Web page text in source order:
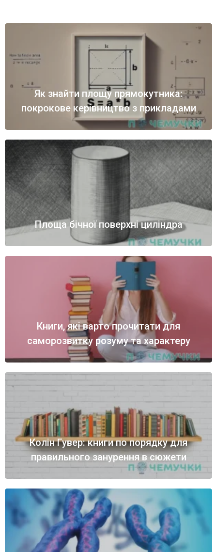
Як знайти площу прямокутника:
покрокове керівництво з прикладами
Площа бічної поверхні циліндра
Книги, які варто прочитати для
саморозвитку розуму та характеру
Колін Гувер: книги по порядку для
правильного занурення в сюжети